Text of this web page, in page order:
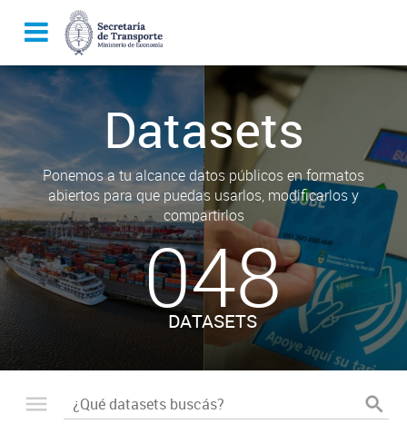
Datasets
Ponemos a tu alcance datos públicos en formatos
abiertos para que puedas usarlos, modificarlos y
compartirlos
048
DATASETS